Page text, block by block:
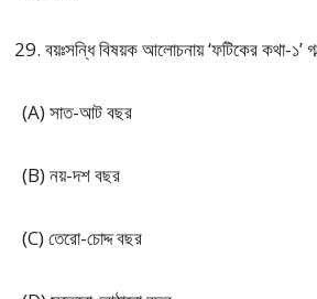
বয়ঃসন্ধি বিষয়ক আলোচনায় ‘ফটিকের কথা-১’
(A) সাত-আট বছর
(B) নয়-দশ বছর
(C) তেরো-চোদ্দ বছর